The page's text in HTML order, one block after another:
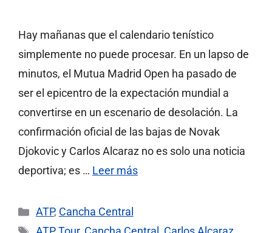
Hay mañanas que el calendario tenístico
simplemente no puede procesar. En un lapso de
minutos, el Mutua Madrid Open ha pasado de
ser el epicentro de la expectación mundial a
convertirse en un escenario de desolación. La
confirmación oficial de las bajas de Novak
Djokovic y Carlos Alcaraz no es solo una noticia
deportiva; es … Leer más
Categorías
ATP, Cancha Central
Etiquetas